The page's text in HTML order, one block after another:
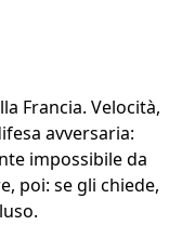
Francia. Velocità,
avversaria:
impossibile da
poi: se gli chiede,